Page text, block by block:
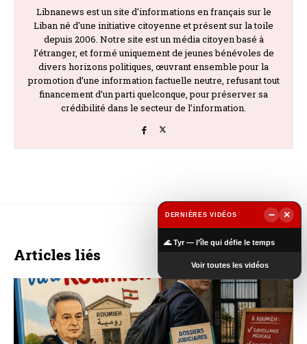
Libnanews est un site d'informations en français sur le
Liban né d'une initiative citoyenne et présent sur la toile
depuis 2006. Notre site est un média citoyen basé à
l’étranger, et formé uniquement de jeunes bénévoles de
divers horizons politiques, œuvrant ensemble pour la
promotion d’une information factuelle neutre, refusant tout
financement d’un parti quelconque, pour préserver sa
crédibilité dans le secteur de l’information.
Articles liés
DERNIÈRES VIDÉOS −
×
🌊 Tyr — l’île qui défie le temps
Voir toutes les vidéos